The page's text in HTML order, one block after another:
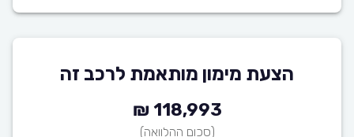
הצעת מימון מותאמת לרכב זה
118,993 ₪
(סכום ההלוואה)